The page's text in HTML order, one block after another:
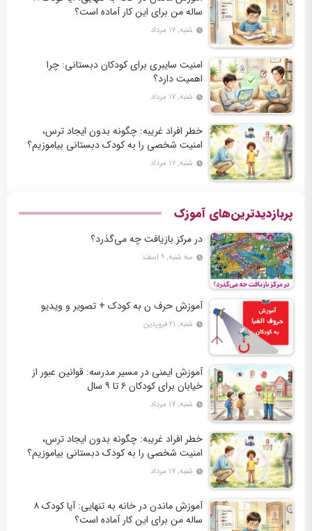
ساله من برای این کار آماده است؟
شنبه, ۱۷ مرداد
امنیت سایبری برای کودکان دبستانی: چرا
اهمیت دارد؟
شنبه, ۱۷ مرداد
خطر افراد غریبه: چگونه بدون ایجاد ترس،
امنیت شخصی را به کودک دبستانی بیاموزیم؟
شنبه, ۱۷ مرداد
پربازدیدترین‌های آموزک
در مرکز بازیافت چه می‌گذرد؟
سه شنبه, ۹ اسفند
آموزش حرف ن به کودک + تصویر و ویدیو
شنبه, ۲۱ فروردین
آموزش ایمنی در مسیر مدرسه: قوانین عبور از
خیابان برای کودکان ۶ تا ۹ سال
شنبه, ۱۷ مرداد
خطر افراد غریبه: چگونه بدون ایجاد ترس،
امنیت شخصی را به کودک دبستانی بیاموزیم؟
شنبه, ۱۷ مرداد
آموزش ماندن در خانه به تنهایی: آیا کودک ۸
ساله من برای این کار آماده است؟